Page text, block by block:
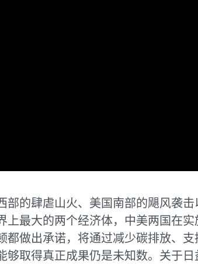
部的肆虐山火、美国南部的飓风袭
上最大的两个经济体，中美两国在
都做出承诺，将通过减少碳排放、
够取得真正成果仍是未知数。关于